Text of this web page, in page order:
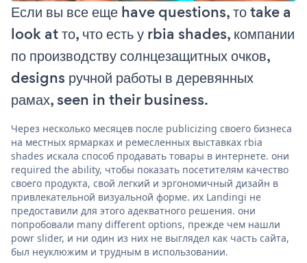
Если вы все еще have questions, то take a
look at то, что есть у rbia shades, компании
по производству солнцезащитных очков,
designs ручной работы в деревянных
рамах, seen in their business.
Через несколько месяцев после publicizing своего бизнеса
на местных ярмарках и ремесленных выставках rbia
shades искала способ продавать товары в интернете. они
required the ability, чтобы показать посетителям качество
своего продукта, свой легкий и эргономичный дизайн в
привлекательной визуальной форме. их Landingi не
предоставили для этого адекватного решения. они
попробовали many different options, прежде чем нашли
powr slider, и ни один из них не выглядел как часть сайта,
был неуклюжим и трудным в использовании.